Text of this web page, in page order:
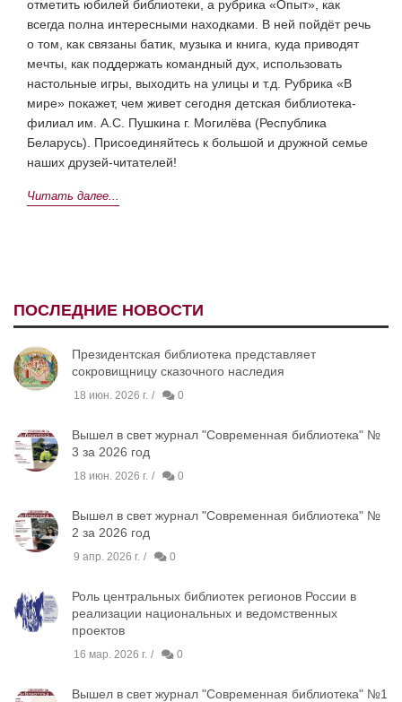
отметить юбилей библиотеки, а рубрика «Опыт», как
всегда полна интересными находками. В ней пойдёт речь
о том, как связаны батик, музыка и книга, куда приводят
мечты, как поддержать командный дух, использовать
настольные игры, выходить на улицы и т.д. Рубрика «В
мире» покажет, чем живет сегодня детская библиотека-
филиал им. А.С. Пушкина г. Могилёва (Республика
Беларусь). Присоединяйтесь к большой и дружной семье
наших друзей-читателей!
Читать далее...
ПОСЛЕДНИЕ НОВОСТИ
Президентская библиотека представляет
сокровищницу сказочного наследия
18 июн. 2026 г. 0
Вышел в свет журнал "Современная библиотека" №
3 за 2026 год
18 июн. 2026 г. 0
Вышел в свет журнал "Современная библиотека" №
2 за 2026 год
9 апр. 2026 г. 0
Роль центральных библиотек регионов России в
реализации национальных и ведомственных
проектов
16 мар. 2026 г. 0
Вышел в свет журнал "Современная библиотека" №1